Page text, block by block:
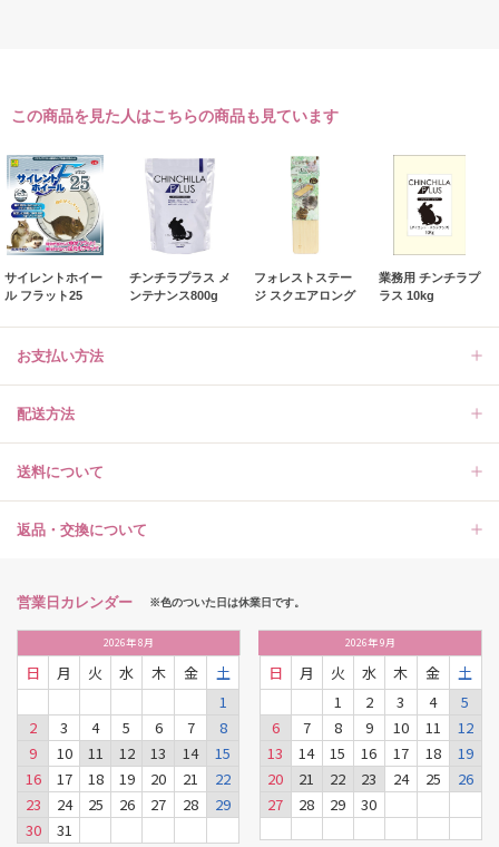
この商品を見た人はこちらの商品も見ています
サイレントホイー
ル フラット25
チンチラプラス メ
ンテナンス800g
フォレストステー
ジ スクエアロング
業務用 チンチラプ
ラス 10kg
お支払い方法
配送方法
送料について
返品・交換について
営業日カレンダー ※色のついた日は休業日です。
2026年8月
日 月 火 水 木 金
土
1
2
3 4 5 6 7
8
9
10 11 12 13 14
15
16
17 18 19 20 21
22
23
24 25 26 27 28
29
30
31
2026年9月
日 月 火 水 木 金
土
1
2 3 4
5
6
7 8 9 10 11
12
13
14 15 16 17 18
19
20
21 22 23 24 25
26
27
28 29 30